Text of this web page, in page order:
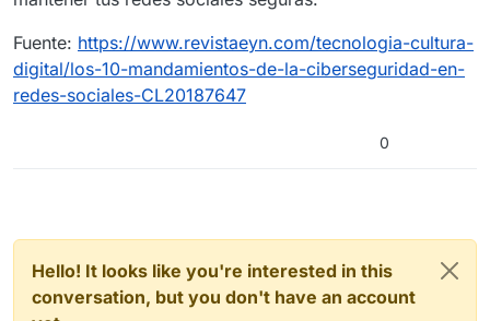
Fuente: https://www.revistaeyn.com/tecnologia-cultura-
digital/los-10-mandamientos-de-la-ciberseguridad-en-
redes-sociales-CL20187647
0
Hello! It looks like you're interested in this
conversation, but you don't have an account